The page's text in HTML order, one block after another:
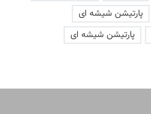
پارتیشن شیشه ای
پارتیشن شیشه ای